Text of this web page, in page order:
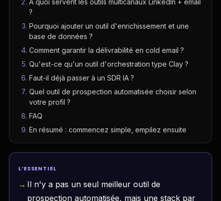
À quoi servent les outils multicanaux LinkedIn + email
?
Pourquoi ajouter un outil d'enrichissement et une
base de données ?
Comment garantir la délivrabilité en cold email ?
Qu'est-ce qu'un outil d'orchestration type Clay ?
Faut-il déjà passer à un SDR IA ?
Quel outil de prospection automatisée choisir selon
votre profil ?
FAQ
En résumé : commencez simple, empilez ensuite
L’ESSENTIEL
Il n'y a pas un seul meilleur outil de
prospection automatisée, mais une stack par